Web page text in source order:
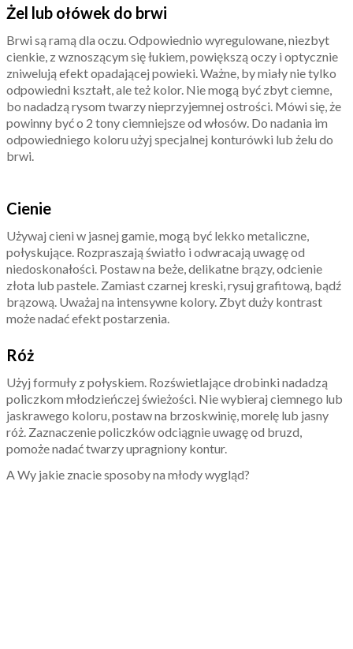
Żel lub ołówek do brwi
Brwi są ramą dla oczu. Odpowiednio wyregulowane, niezbyt
cienkie, z wznoszącym się łukiem, powiększą oczy i optycznie
zniwelują efekt opadającej powieki. Ważne, by miały nie tylko
odpowiedni kształt, ale też kolor. Nie mogą być zbyt ciemne,
bo nadadzą rysom twarzy nieprzyjemnej ostrości. Mówi się, że
powinny być o 2 tony ciemniejsze od włosów. Do nadania im
odpowiedniego koloru użyj specjalnej konturówki lub żelu do
brwi.
Cienie
Używaj cieni w jasnej gamie, mogą być lekko metaliczne,
połyskujące. Rozpraszają światło i odwracają uwagę od
niedoskonałości. Postaw na beże, delikatne brązy, odcienie
złota lub pastele. Zamiast czarnej kreski, rysuj grafitową, bądź
brązową. Uważaj na intensywne kolory. Zbyt duży kontrast
może nadać efekt postarzenia.
Róż
Użyj formuły z połyskiem. Rozświetlające drobinki nadadzą
policzkom młodzieńczej świeżości. Nie wybieraj ciemnego lub
jaskrawego koloru, postaw na brzoskwinię, morelę lub jasny
róż. Zaznaczenie policzków odciągnie uwagę od bruzd,
pomoże nadać twarzy upragniony kontur.
A Wy jakie znacie sposoby na młody wygląd?